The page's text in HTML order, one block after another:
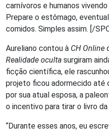
carnívoros e humanos
Prepare o estômago,
comidos. Simples assim. [/
Aureliano contou à CH Online
Realidade oculta surgiram
ficção científica, ele
projeto ficou adormecido até
por sua atual esposa, a
o incentivo para tirar o livro
“Durante esses anos, eu